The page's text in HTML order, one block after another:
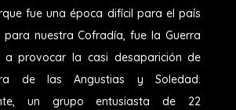
fue una época difícil para el país
para nuestra Cofradía, fue la Guerra
a provocar la casi desaparición de
de las Angustias y Soledad.
un grupo entusiasta de 22